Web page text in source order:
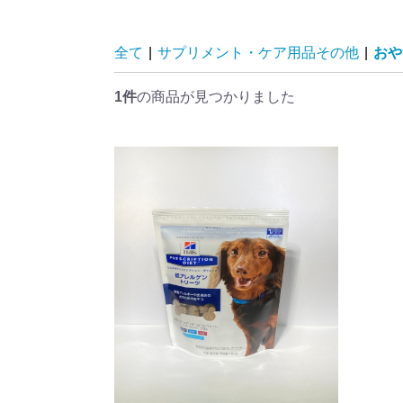
全て サプリメント・ケア用品その他 お
1件の商品が見つかりました